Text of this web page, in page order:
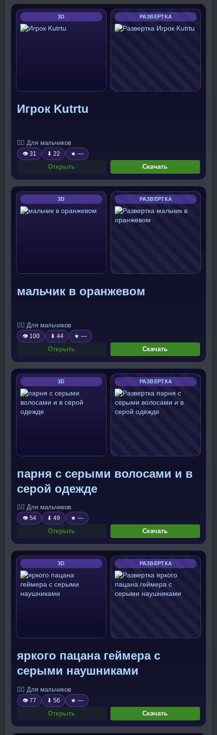
3D РАЗВЕРТКА
Игрок Kutrtu
🧍‍♂️ Для мальчиков
👁 31 ⬇ 22 ★ —
Открыть Скачать
3D РАЗВЕРТКА
мальчик в оранжевом
🧍‍♂️ Для мальчиков
👁 100 ⬇ 44 ★ —
Открыть Скачать
3D РАЗВЕРТКА
парня с серыми волосами и в
серой одежде
🧍‍♂️ Для мальчиков
👁 54 ⬇ 49 ★ —
Открыть Скачать
3D РАЗВЕРТКА
яркого пацана геймера с
серыми наушниками
🧍‍♂️ Для мальчиков
👁 77 ⬇ 56 ★ —
Открыть Скачать